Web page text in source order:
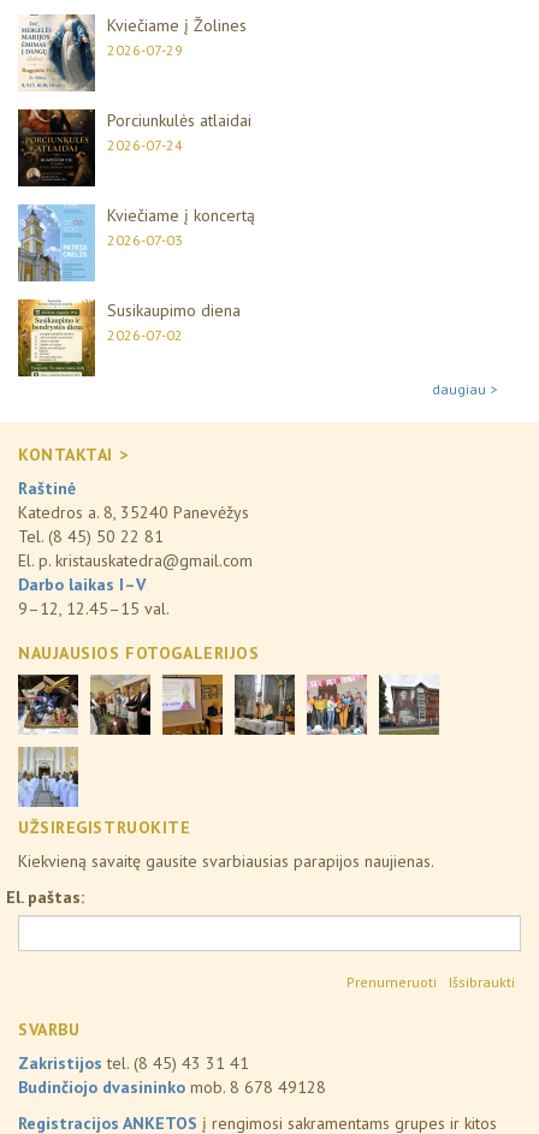
Kviečiame į Žolines
2026-07-29
Porciunkulės atlaidai
2026-07-24
Kviečiame į koncertą
2026-07-03
Susikaupimo diena
2026-07-02
daugiau >
KONTAKTAI >
Raštinė
Katedros a. 8, 35240 Panevėžys
Tel. (8 45) 50 22 81
El. p. kristauskatedra@gmail.com
Darbo laikas I–V
9–12, 12.45–15 val.
NAUJAUSIOS FOTOGALERIJOS
UŽSIREGISTRUOKITE
Kiekvieną savaitę gausite svarbiausias parapijos naujienas.
El. paštas:
Išsibraukti
SVARBU
Zakristijos tel. (8 45) 43 31 41
Budinčiojo dvasininko mob. 8 678 49128
Registracijos ANKETOS į rengimosi sakramentams grupes ir kitos